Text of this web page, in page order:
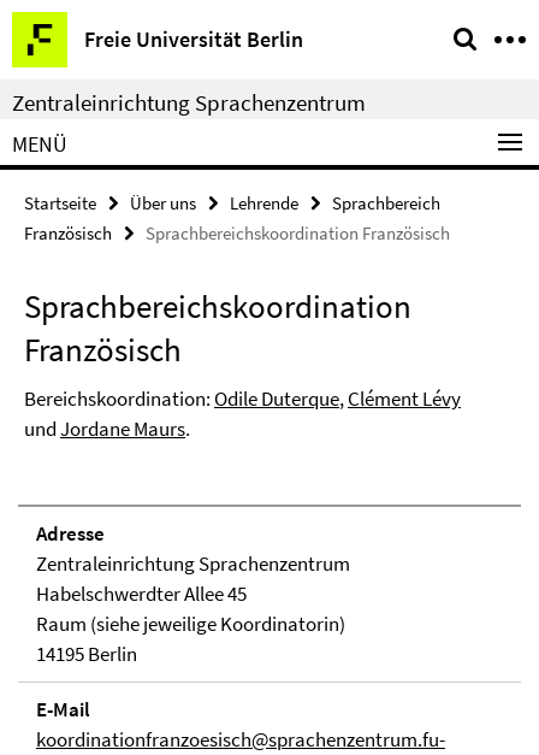
Springe
direkt
zu
Inhalt
Freie Universität Berlin
Service-
Navigation
Zentraleinrichtung Sprachenzentrum
MENÜ
Startseite Über uns Lehrende
Sprachbereich
Französisch
Sprachbereichskoordination Französisch
Sprachbereichskoordination
Französisch
Bereichskoordination: Odile Duterque,Clément Lévy
undJordane Maurs.
Adresse
Zentraleinrichtung Sprachenzentrum
Habelschwerdter Allee 45
Raum (siehe jeweilige Koordinatorin)
14195 Berlin
E-Mail
koordinationfranzoesisch@sprachenzentrum.fu-